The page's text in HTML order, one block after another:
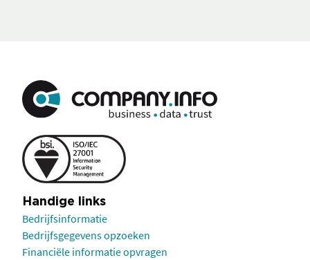
Handige links
Bedrijfsinformatie
Bedrijfsgegevens opzoeken
Financiële informatie opvragen